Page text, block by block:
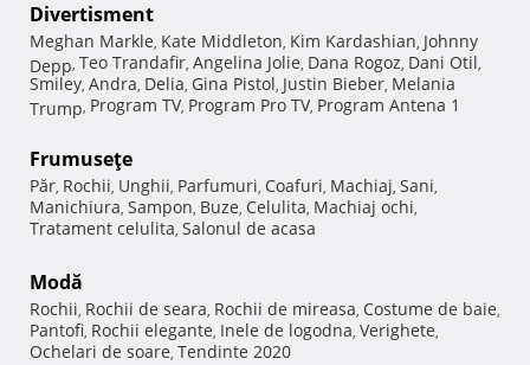
Divertisment
Meghan Markle, Kate Middleton, Kim Kardashian, Johnny
Depp, Teo Trandafir, Angelina Jolie, Dana Rogoz, Dani Otil,
Smiley, Andra, Delia, Gina Pistol, Justin Bieber, Melania
Trump, Program TV, Program Pro TV, Program Antena 1
Frumuseţe
Păr, Rochii, Unghii, Parfumuri, Coafuri, Machiaj, Sani,
Manichiura, Sampon, Buze, Celulita, Machiaj ochi,
Tratament celulita, Salonul de acasa
Modă
Rochii, Rochii de seara, Rochii de mireasa, Costume de baie,
Pantofi, Rochii elegante, Inele de logodna, Verighete,
Ochelari de soare, Tendinte 2020